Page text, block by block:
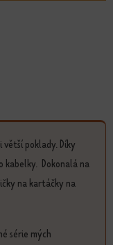
poklady. Díky
kabelky. Dokonalá na
na kartáčky na
série mých